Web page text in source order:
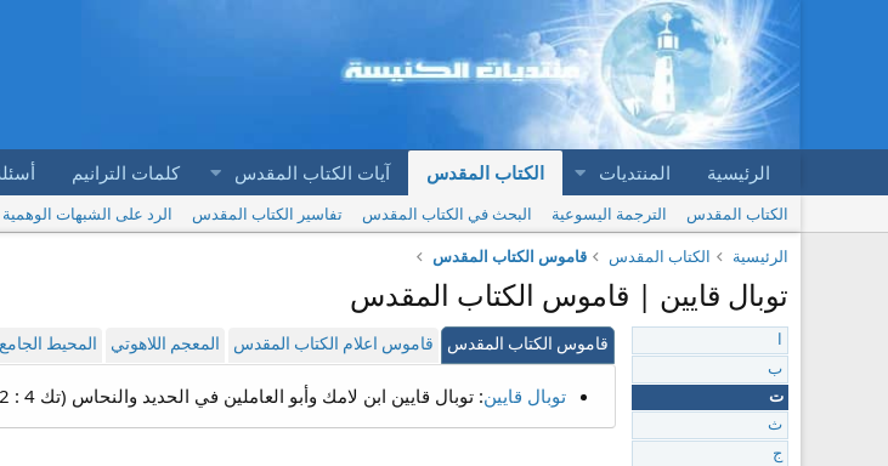
الرئيسية المنتديات الكتاب المقدس آيات الكتاب المقدس كلمات الترانيم
الكتاب المقدس الترجمة اليسوعية البحث في الكتاب المقدس تفاسير الكتاب المقدس الرد على الشبهات الوهمية
الرئيسية
الكتاب المقدس قاموس الكتاب المقدس
توبال قايين | قاموس الكتاب المقدس
قاموس الكتاب المقدس قاموس اعلام الكتاب المقدس المعجم اللاهوتي المحيط
توبال قايين: توبال قايين ابن لامك وأبو العاملين في الحديد والنحاس (تك 4 : 22). قد يكون قايين أو الحداد قد زيد على الاسم الأول الذي هو توبال. 1}
ب
ت
ث
ج